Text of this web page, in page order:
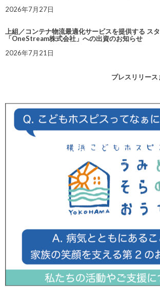
2026年7月27日
上組／コンテナ物流最適化サービスを提供する ス
「OneStream株式会社」への出資のお知らせ
2026年7月21日
プレスリリー